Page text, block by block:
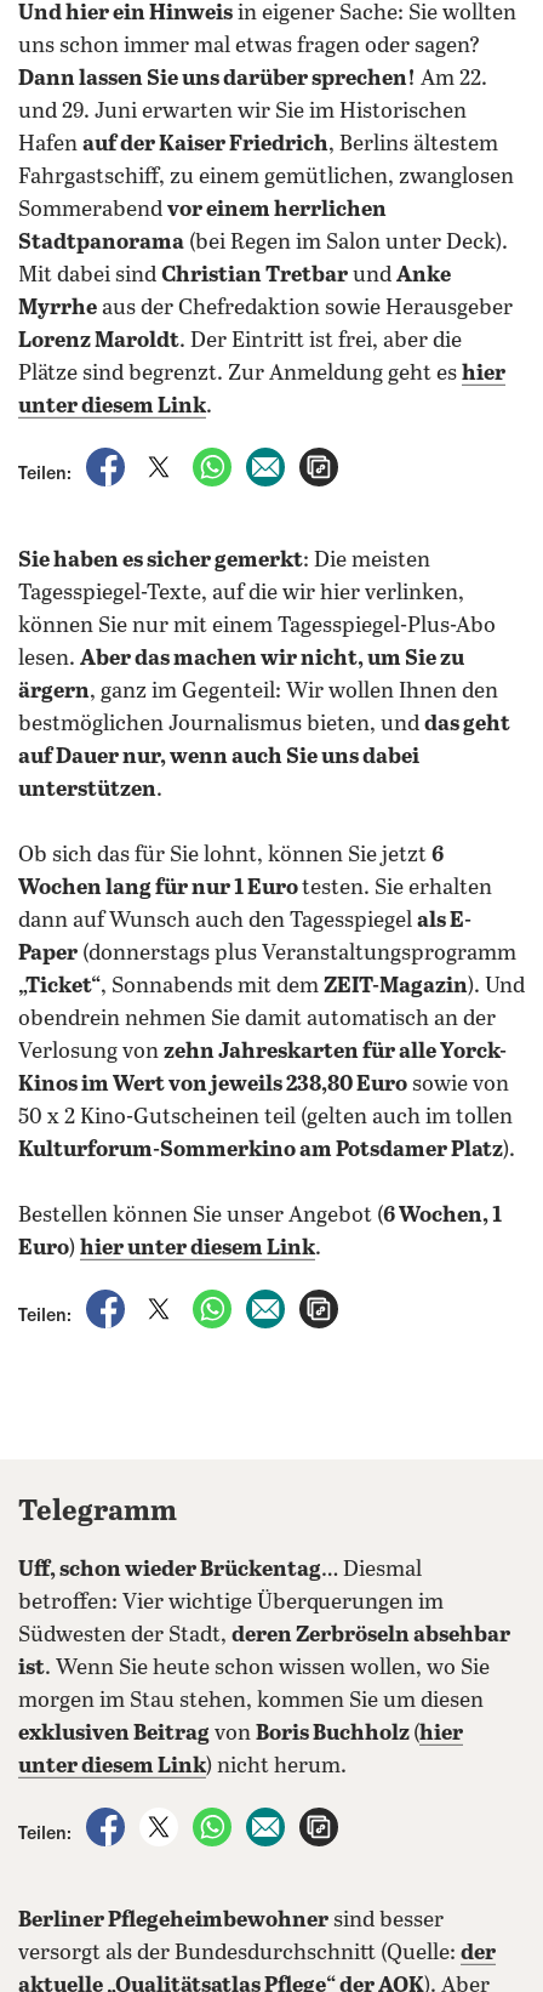
Und hier ein Hinweis in eigener Sache: Sie wollten
uns schon immer mal etwas fragen oder sagen?
Dann lassen Sie uns darüber sprechen! Am 22.
und 29. Juni erwarten wir Sie im Historischen
Hafen auf der Kaiser Friedrich, Berlins ältestem
Fahrgastschiff, zu einem gemütlichen, zwanglosen
Sommerabend vor einem herrlichen
Stadtpanorama (bei Regen im Salon unter Deck).
Mit dabei sind Christian Tretbar und Anke
Myrrhe aus der Chefredaktion sowie Herausgeber
Lorenz Maroldt. Der Eintritt ist frei, aber die
Plätze sind begrenzt. Zur Anmeldung geht es hier
unter diesem Link.
Teilen:
auf Facebook teilen
auf X teilenper WhatsApp teilen
per E-Mail teilen
Sie haben es sicher gemerkt: Die meisten
Tagesspiegel-Texte, auf die wir hier verlinken,
können Sie nur mit einem Tagesspiegel-Plus-Abo
lesen. Aber das machen wir nicht, um Sie zu
ärgern, ganz im Gegenteil: Wir wollen Ihnen den
bestmöglichen Journalismus bieten, und das geht
auf Dauer nur, wenn auch Sie uns dabei
unterstützen.
Ob sich das für Sie lohnt, können Sie jetzt 6
Wochen lang für nur 1 Eurotesten. Sie erhalten
dann auf Wunsch auch den Tagesspiegel als E-
Paper (donnerstags plus Veranstaltungsprogramm
„Ticket“, Sonnabends mit dem ZEIT-Magazin). Und
obendrein nehmen Sie damit automatisch an der
Verlosung von zehn Jahreskarten für alle Yorck-
Kinos im Wert von jeweils 238,80 Euro sowie von
50 x 2 Kino-Gutscheinen teil (gelten auch im tollen
Kulturforum-Sommerkino am Potsdamer Platz).
Bestellen können Sie unser Angebot (6 Wochen, 1
Euro) hier unter diesem Link.
Teilen:
auf Facebook teilen
auf X teilenper WhatsApp teilen
per E-Mail teilen
Telegramm
Uff, schon wieder Brückentag… Diesmal
betroffen: Vier wichtige Überquerungen im
Südwesten der Stadt, deren Zerbröseln absehbar
ist. Wenn Sie heute schon wissen wollen, wo Sie
morgen im Stau stehen, kommen Sie um diesen
exklusiven Beitrag von Boris Buchholz (hier
unter diesem Link) nicht herum.
Teilen:
auf Facebook teilen
auf X teilenper WhatsApp teilen
per E-Mail teilen
Berliner Pflegeheimbewohner sind besser
versorgt als der Bundesdurchschnitt (Quelle: der
aktuelle „Qualitätsatlas Pflege“ der AOK). Aber